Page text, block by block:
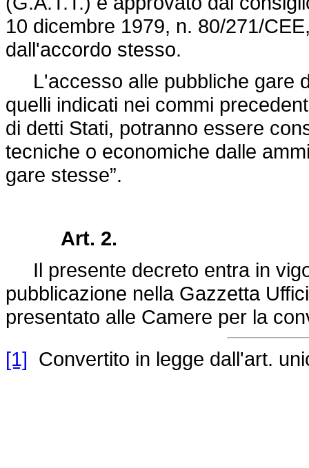
10 dicembre 1979, n. 80/271/
dall'accordo stesso.
L'accesso alle pubbliche gare
quelli indicati nei commi
di detti Stati, potranno essere
tecniche o economiche dalle
gare stesse”.
Art. 2.
Il presente decreto entra in
pubblicazione nella Gazzetta
presentato alle Camere per la
[1] Convertito in legge dall'art.